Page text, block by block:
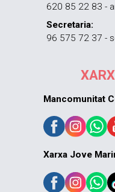
620 85 22 83 -
Secretaria:
96 575 72 37 -
Mancomunitat
Xarxa Jove